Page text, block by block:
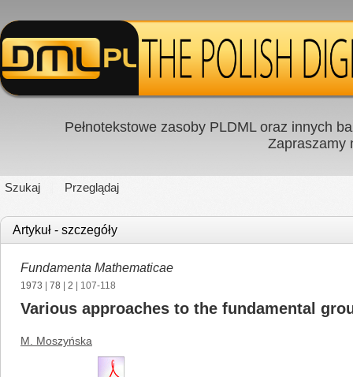
Pełnotekstowe zasoby PLDML oraz innych
Zapraszamy
Szukaj Przeglądaj
Artykuł - szczegóły
Fundamenta Mathematicae
1973 78 2 | 107-118
Various approaches to the fundamental
M. Moszyńska